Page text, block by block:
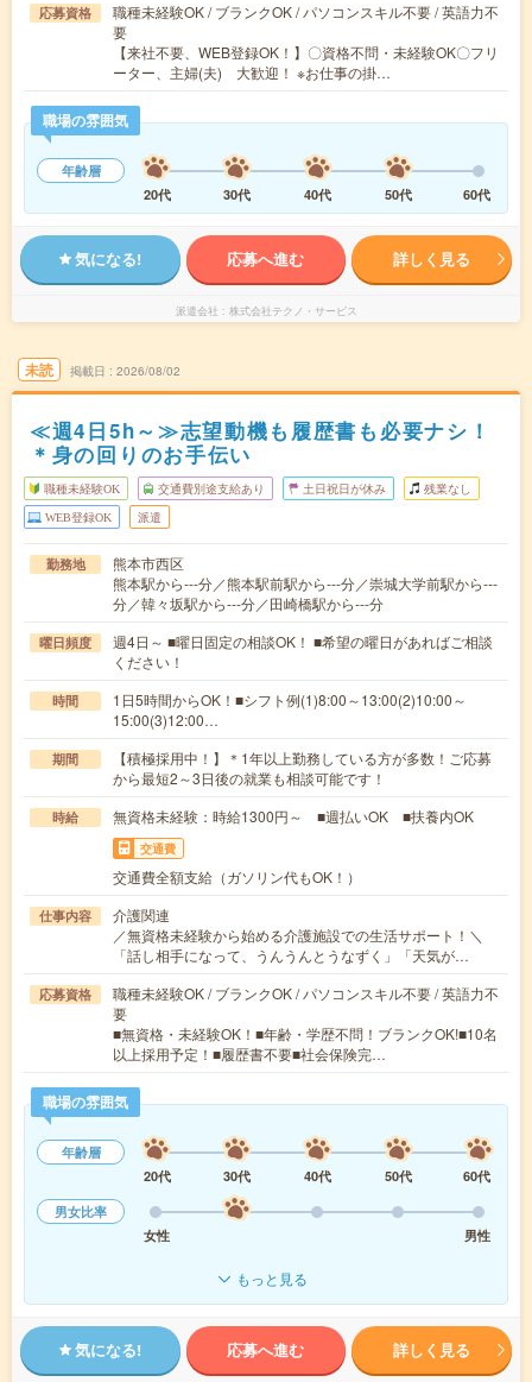
応募資格
職種未経験OK / ブランクOK / パソコンスキル不要 / 英語力不
要
【来社不要、WEB登録OK！】〇資格不問・未経験OK〇フリ
ーター、主婦(夫) 大歓迎！ ※お仕事の掛…
職場の雰囲気
年齢層
20代
30代 40代 50代 60代
気になる! 応募へ進む 詳しく見る
派遣会社 株式会社テクノ・サービス
未読 掲載日 2026/08/02
≪週4日5h～≫志望動機も履歴書も必要ナシ！
＊身の回りのお手伝い
職種未経験OK 交通費別途支給あり 土日祝日が休み 残業なし
WEB登録OK 派遣
勤務地
熊本市西区
熊本駅から---分／熊本駅前駅から---分／崇城大学前駅から---
分／韓々坂駅から---分／田崎橋駅から---分
曜日頻度
週4日～ ■曜日固定の相談OK！ ■希望の曜日があればご相談
ください！
時間
1日5時間からOK！■シフト例(1)8:00～13:00(2)10:00～
15:00(3)12:00…
期間
【積極採用中！】＊1年以上勤務している方が多数！ご応募
から最短2～3日後の就業も相談可能です！
時給 無資格未経験：時給1300円～ ■週払いOK ■扶養内OK
交通費
交通費全額支給（ガソリン代もOK！）
仕事内容
介護関連
／無資格未経験から始める介護施設での生活サポート！＼
「話し相手になって、うんうんとうなずく」「天気が…
応募資格
職種未経験OK / ブランクOK / パソコンスキル不要 / 英語力不
要
■無資格・未経験OK！■年齢・学歴不問！ブランクOK!■10名
以上採用予定！■履歴書不要■社会保険完…
職場の雰囲気
年齢層
20代
30代 40代 50代
60代
男女比率
女性
男性
もっと見る
気になる! 応募へ進む 詳しく見る